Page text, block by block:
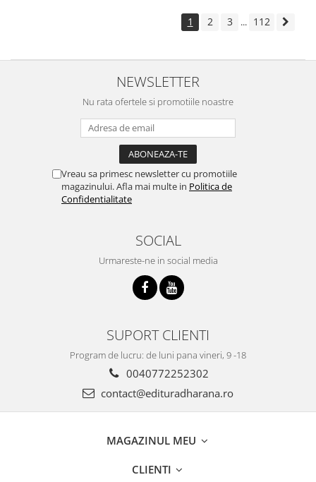
1 2 3 ... 112
NEWSLETTER
Nu rata ofertele si promotiile noastre
Vreau sa primesc newsletter cu promotiile
magazinului. Afla mai multe in Politica de
Confidentialitate
SOCIAL
Urmareste-ne in social media
SUPORT CLIENTI
Program de lucru: de luni pana vineri, 9 -18
0040772252302
contact@edituradharana.ro
MAGAZINUL MEU
CLIENTI